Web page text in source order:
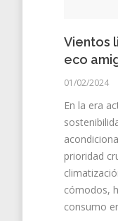
Vientos
eco
01/02/2024
En la era
prioridad
cómodos,
consumo